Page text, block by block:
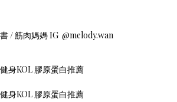
/筋肉媽媽IG @melody.wan